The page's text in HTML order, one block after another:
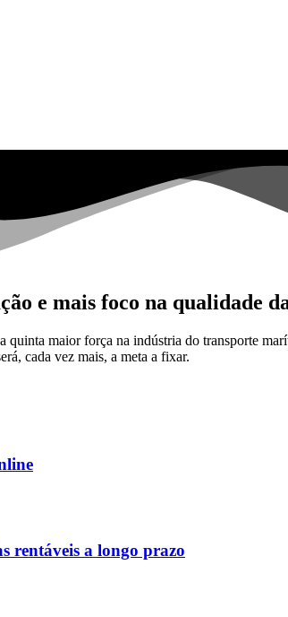
e mais foco na qualidade
maior força na indústria do transporte
cada vez mais, a meta a fixar.
rentáveis a longo prazo